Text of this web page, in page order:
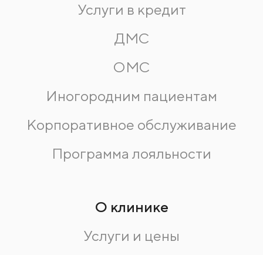
Услуги в кредит
ДМС
ОМС
Иногородним пациентам
Корпоративное обслуживание
Программа лояльности
О клинике
Услуги и цены